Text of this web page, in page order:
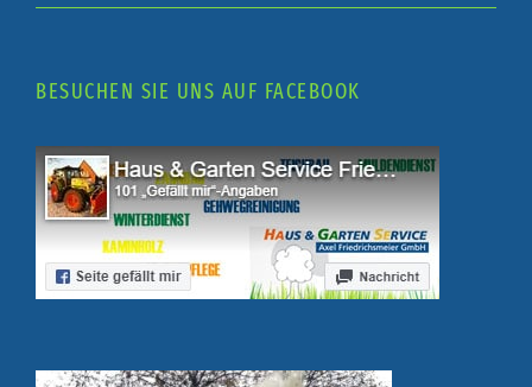
BESUCHEN SIE UNS AUF FACEBOOK